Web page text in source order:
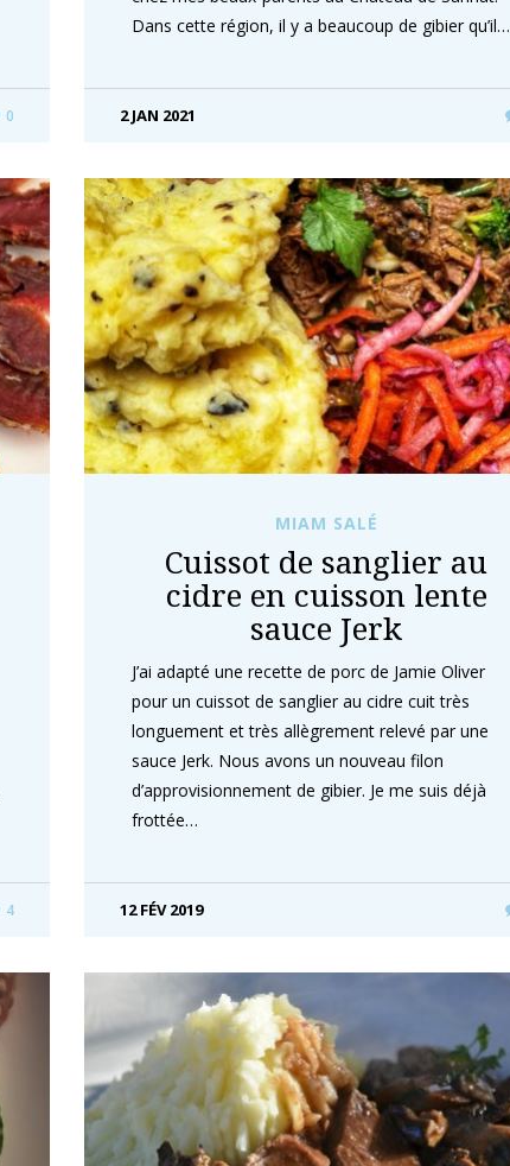
0
Dans cette région, il y a beaucoup de gibier qu’il…
2 JAN 2021
4
MIAM SALÉ
Cuissot de sanglier au
cidre en cuisson lente
sauce Jerk
J’ai adapté une recette de porc de Jamie Oliver
pour un cuissot de sanglier au cidre cuit très
longuement et très allègrement relevé par une
sauce Jerk. Nous avons un nouveau filon
d’approvisionnement de gibier. Je me suis déjà
frottée…
12 FÉV 2019